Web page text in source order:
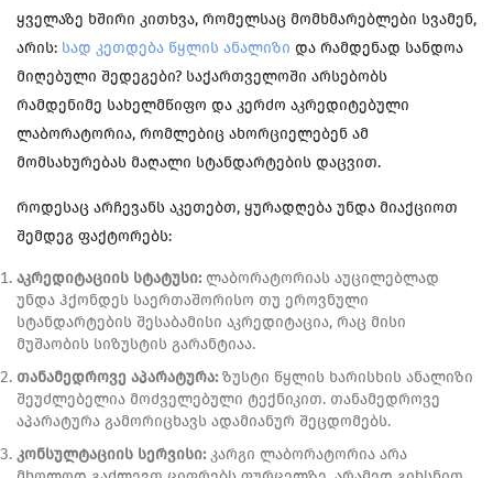
ყველაზე ხშირი კითხვა, რომელსაც მომხმარებლები სვამენ,
არის: სად კეთდება წყლის ანალიზი და რამდენად სანდოა
მიღებული შედეგები? საქართველოში არსებობს
რამდენიმე სახელმწიფო და კერძო აკრედიტებული
ლაბორატორია, რომლებიც ახორციელებენ ამ
მომსახურებას მაღალი სტანდარტების დაცვით.
როდესაც არჩევანს აკეთებთ, ყურადღება უნდა მიაქციოთ
შემდეგ ფაქტორებს:
აკრედიტაციის სტატუსი: ლაბორატორიას აუცილებლად
უნდა ჰქონდეს საერთაშორისო თუ ეროვნული
სტანდარტების შესაბამისი აკრედიტაცია, რაც მისი
მუშაობის სიზუსტის გარანტიაა.
თანამედროვე აპარატურა: ზუსტი წყლის ხარისხის ანალიზი
შეუძლებელია მოძველებული ტექნიკით. თანამედროვე
აპარატურა გამორიცხავს ადამიანურ შეცდომებს.
კონსულტაციის სერვისი: კარგი ლაბორატორია არა